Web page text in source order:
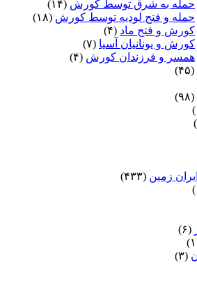
حمله به شرق توسط کورش (۱۴)
حمله و فتح لودیه توسط کورش (۱۸)
کورش و فتح ماد (۴)
کورش و یونانیان آسیا (۷)
همسر و فرزندان کورش (۴)
(۴۵)
(۹۸)
زمین (۴۳۳)
(۶)
(۳)